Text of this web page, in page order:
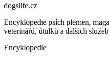
dogslife.cz
Encyklopedie psích plemen,
veterinářů, útulků a dalších
Encyklopedie